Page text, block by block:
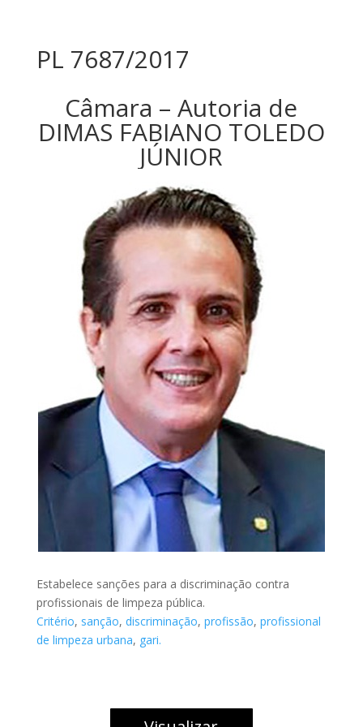
PL 7687/2017
Câmara – Autoria de
DIMAS FABIANO TOLEDO
JÚNIOR
Estabelece sanções para a discriminação contra
profissionais de limpeza pública.
Critério, sanção, discriminação, profissão, profissional
de limpeza urbana, gari.